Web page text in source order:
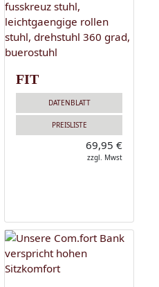
FIT
DATENBLATT
PREISLISTE
69,95 €
zzgl. Mwst